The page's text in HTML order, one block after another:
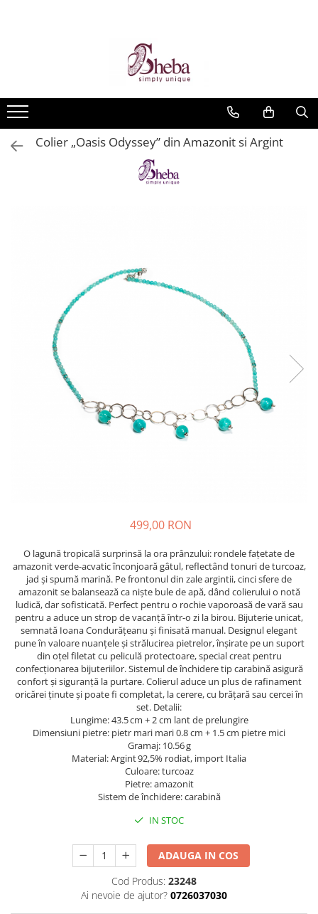
Colier „Oasis Odyssey” din Amazonit si Argint
499,00 RON
O lagună tropicală surprinsă la ora prânzului: rondele fațetate de
amazonit verde-acvatic înconjoară gâtul, reflectând tonuri de turcoaz,
jad și spumă marină. Pe frontonul din zale argintii, cinci sfere de
amazonit se balansează ca niște bule de apă, dând colierului o notă
ludică, dar sofisticată. Perfect pentru o rochie vaporoasă de vară sau
pentru a aduce un strop de vacanță într-o zi la birou. Bijuterie unicat,
semnată Ioana Condurățeanu și finisată manual. Designul elegant
pune în valoare nuanțele și strălucirea pietrelor, înșirate pe un suport
din oțel filetat cu peliculă protectoare, special creat pentru
confecționarea bijuteriilor. Sistemul de închidere tip carabină asigură
confort și siguranță la purtare. Colierul aduce un plus de rafinament
oricărei ținute și poate fi completat, la cerere, cu brățară sau cercei în
set. Detalii:
Lungime: 43.5 cm + 2 cm lant de prelungire
Dimensiuni pietre: pietr mari mari 0.8 cm + 1.5 cm pietre mici
Gramaj: 10.56 g
Material: Argint 92,5% rodiat, import Italia
Culoare: turcoaz
Pietre: amazonit
Sistem de închidere: carabină
IN STOC
ADAUGA IN COS
Cod Produs: 23248
Ai nevoie de ajutor? 0726037030